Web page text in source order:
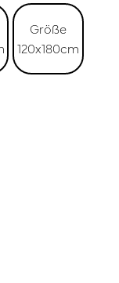
Größe
120x180cm